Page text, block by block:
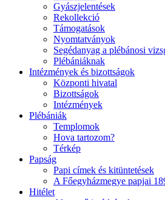
Gyászjelentések
Rekollekció
Támogatások
Nyomtatványok
Segédanyag a plébánosi
Plébániáknak
Intézmények és bizottságok
Központi hivatal
Bizottságok
Intézmények
Plébániák
Templomok
Hova tartozom?
Térkép
Papság
Papi címek és kitüntetések
A Főegyházmegye papjai
Hitélet